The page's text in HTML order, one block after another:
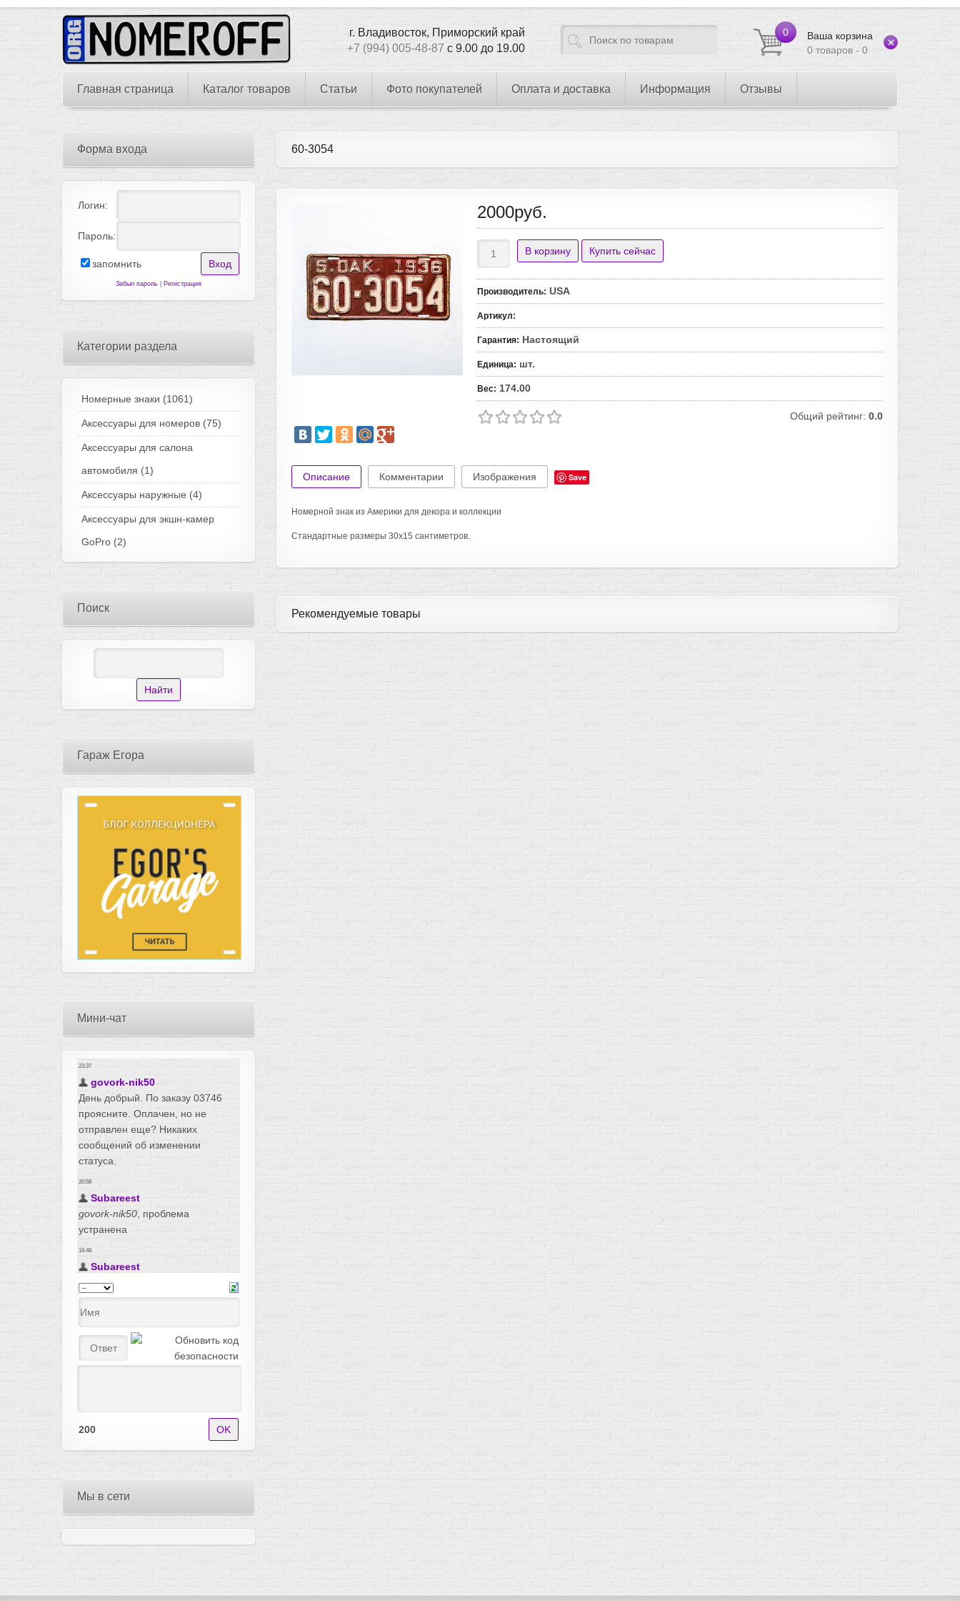
0
Ваша корзина
0 товаров - 0
г. Владивосток, Приморский край
+7 (994) 005-48-87 с 9.00 до 19.00
Главная страница Каталог товаров Статьи Фото покупателей Оплата и доставка Информация Отзывы
60-3054
2000руб.
Производитель: USA
Артикул:
Гарантия: Настоящий
Единица: шт.
Вес: 174.00
Общий рейтинг: 0.0
Описание Комментарии Изображения Save
Номерной знак из Америки для декора и коллекции
Стандартные размеры 30х15 сантиметров.
Рекомендуемые товары
Форма входа
Логин:
Пароль:
запомнить
Забыл пароль Регистрация
Категории раздела
Номерные знаки (1061)
Аксессуары для номеров (75)
Аксессуары для салона
автомобиля (1)
Аксессуары наружные (4)
Аксессуары для экшн-камер
GoPro (2)
Поиск
Гараж Егора
Мини-чат
200
Мы в сети